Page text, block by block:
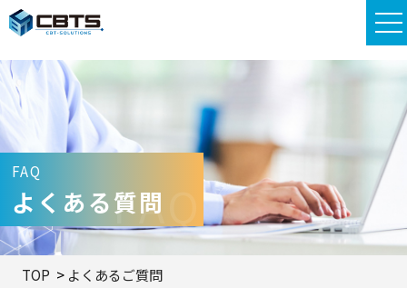
FAQ
よくある質問
FAQ
TOP よくあるご質問